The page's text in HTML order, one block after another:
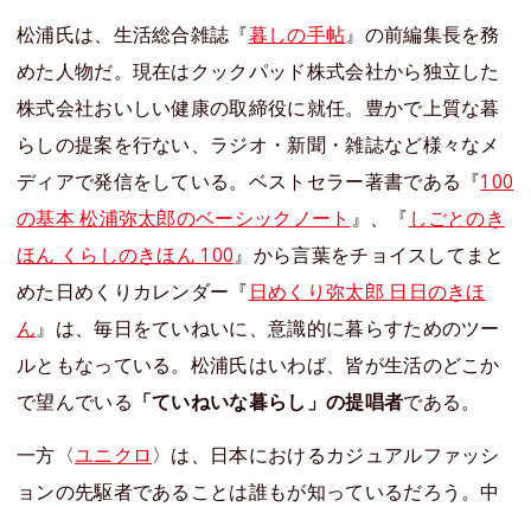
松浦氏は、生活総合雑誌『暮しの手帖』の前編集長を務
めた人物だ。現在はクックパッド株式会社から独立した
株式会社おいしい健康の取締役に就任。豊かで上質な暮
らしの提案を行ない、ラジオ・新聞・雑誌など様々なメ
ディアで発信をしている。ベストセラー著書である『100
の基本 松浦弥太郎のベーシックノート 』、『 しごとのき
ほん くらしのきほん 100』から言葉をチョイスしてまと
めた日めくりカレンダー『日めくり弥太郎 日日のきほ
ん』は、毎日をていねいに、意識的に暮らすためのツー
ルともなっている。松浦氏はいわば、皆が生活のどこか
で望んでいる 「ていねいな暮らし」の提唱者である。
一方〈ユニクロ 〉は、日本におけるカジュアルファッシ
ョンの先駆者であることは誰もが知っているだろう。中